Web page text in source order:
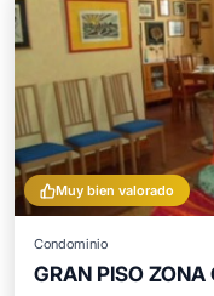
Muy bien valorado
Condominio
GRAN PISO